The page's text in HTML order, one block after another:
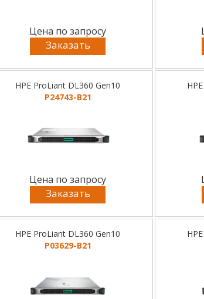
Цена по запросу
Заказать
HPE ProLiant DL360 Gen10
P24743-B21
Цена по запросу
Заказать
HPE ProLiant DL360 Gen10
P03629-B21